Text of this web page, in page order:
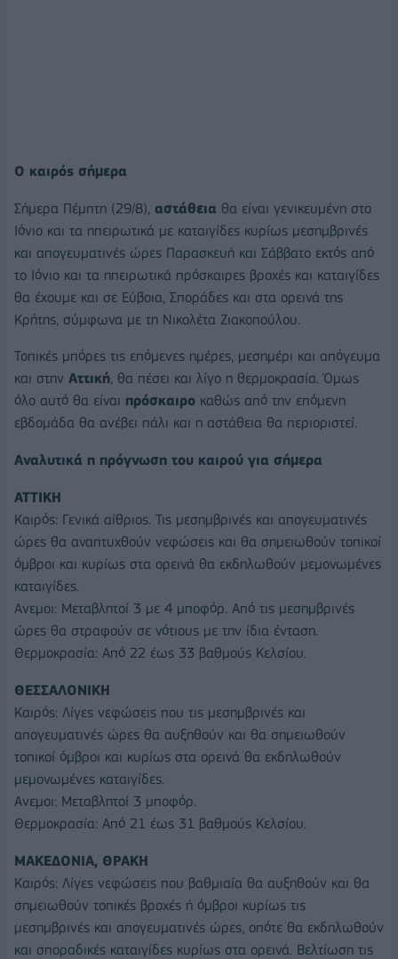
Ο καιρός σήμερα
Σήμερα Πέμπτη (29/8), αστάθεια θα είναι γενικευμένη στο
Ιόνιο και τα ηπειρωτικά με καταιγίδες κυρίως μεσημβρινές
και απογευματινές ώρες Παρασκευή και Σάββατο εκτός από
το Ιόνιο και τα ηπειρωτικά πρόσκαιρες βροχές και καταιγίδες
θα έχουμε και σε Εύβοια, Σποράδες και στα ορεινά της
Κρήτης, σύμφωνα με τη Νικολέτα Ζιακοπούλου.
Τοπικές μπόρες τις επόμενες ημέρες, μεσημέρι και απόγευμα
και στην Αττική, θα πέσει και λίγο η θερμοκρασία. Όμως
όλο αυτό θα είναι πρόσκαιρο καθώς από την επόμενη
εβδομάδα θα ανέβει πάλι και η αστάθεια θα περιοριστεί.
Αναλυτικά η πρόγνωση του καιρού για σήμερα
ΑΤΤΙΚΗ
Καιρός: Γενικά αίθριος. Τις μεσημβρινές και απογευματινές
ώρες θα αναπτυχθούν νεφώσεις και θα σημειωθούν τοπικοί
όμβροι και κυρίως στα ορεινά θα εκδηλωθούν μεμονωμένες
καταιγίδες.
Ανεμοι: Μεταβλητοί 3 με 4 μποφόρ. Από τις μεσημβρινές
ώρες θα στραφούν σε νότιους με την ίδια ένταση.
Θερμοκρασία: Από 22 έως 33 βαθμούς Κελσίου.
ΘΕΣΣΑΛΟΝΙΚΗ
Καιρός: Λίγες νεφώσεις που τις μεσημβρινές και
απογευματινές ώρες θα αυξηθούν και θα σημειωθούν
τοπικοί όμβροι και κυρίως στα ορεινά θα εκδηλωθούν
μεμονωμένες καταιγίδες.
Ανεμοι: Μεταβλητοί 3 μποφόρ.
Θερμοκρασία: Από 21 έως 31 βαθμούς Κελσίου.
ΜΑΚΕΔΟΝΙΑ, ΘΡΑΚΗ
Καιρός: Λίγες νεφώσεις που βαθμιαία θα αυξηθούν και θα
σημειωθούν τοπικές βροχές ή όμβροι κυρίως τις
μεσημβρινές και απογευματινές ώρες, οπότε θα εκδηλωθούν
και σποραδικές καταιγίδες κυρίως στα ορεινά. Βελτίωση τις